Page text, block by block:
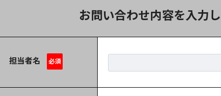
お問い合わせ内容を 入力
担当者名 必須